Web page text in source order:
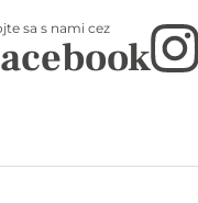
sa s nami cez